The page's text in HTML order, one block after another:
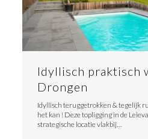
Idyllisch praktisch
Drongen
Idyllisch teruggetrokken & tegelijk
het kan ! Deze topligging in de
strategische locatie vlakbij…